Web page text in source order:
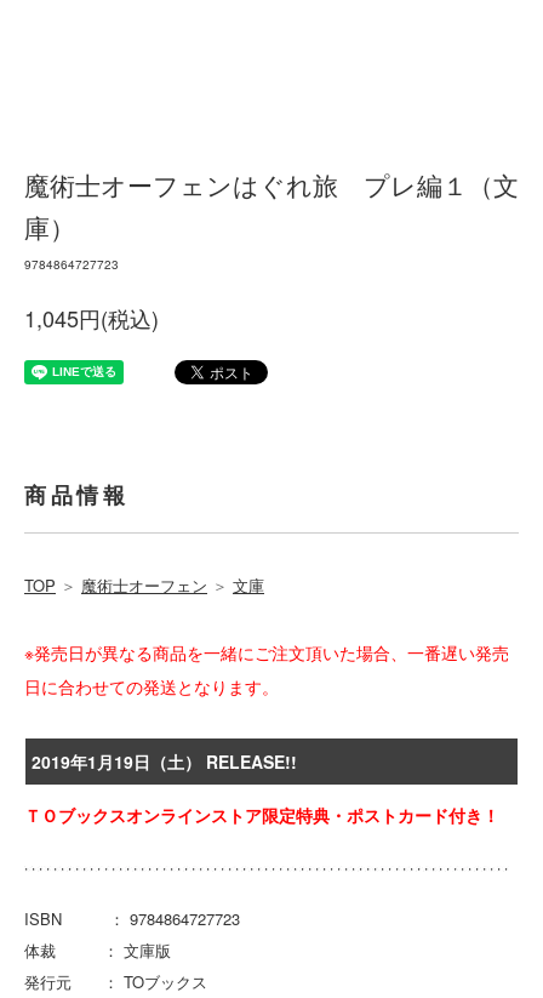
魔術士オーフェンはぐれ旅 プレ編１（文
庫）
9784864727723
1,045円(税込)
商品情報
TOP ＞ 魔術士オーフェン ＞ 文庫
※発売日が異なる商品を一緒にご注文頂いた場合、一番遅い発売
日に合わせての発送となります。
2019年1月19日（土） RELEASE!!
ＴＯブックスオンラインストア限定特典・ポストカード付き！
ISBN ： 9784864727723
体裁 ： 文庫版
発行元 ： TOブックス